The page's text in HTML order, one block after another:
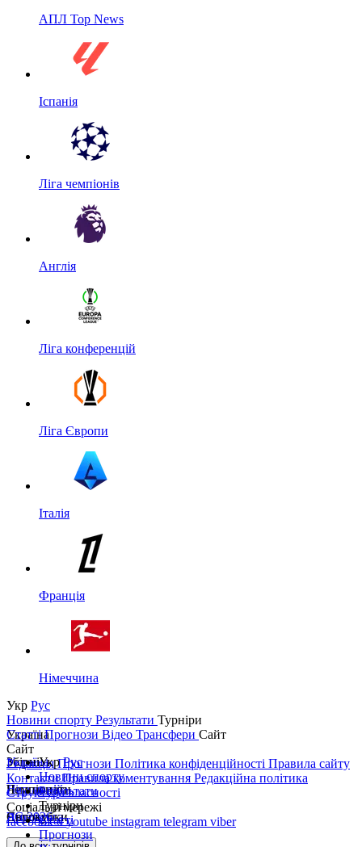
АПЛ Top News
Іспанія
Ліга чемпіонів
Англія
Ліга конференцій
Ліга Європи
Італія
Франція
Німеччина
Укр Рус
Новини спорту Результати Турніри
Україна
Україна
Перша ліга
Друга ліга
Кубок України
Збірні
Ліга націй
ЧС 2026
Чемпіонати
Англія
Іспанія
Єврокубки
Ліга чемпіонів
СтаттіПрогнози Відео Трансфери Сайт
Сайт
РедакціяПрогнози Політика конфіденційності Правила сайту
КонтактиПравила коментування Редакційна політика
Структура власності
Соціальні мережі
facebookxyoutube instagram telegram viber
УкрРус
Новини спорту
Результати
Турніри
Статті
Прогнози